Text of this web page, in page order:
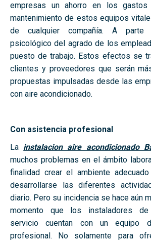
empresas un ahorro en los gastos
mantenimiento de estos equipos
de cualquier compañía. A parte
psicológico del agrado de los
puesto de trabajo. Estos efectos se
clientes y proveedores que serán
propuestas impulsadas desde las
con aire acondicionado.
Con asistencia profesional
La instalacion aire acondicionado
muchos problemas en el ámbito
finalidad crear el ambiente
desarrollarse las diferentes
diario. Pero su incidencia se hace aún
momento que los instaladores
servicio cuentan con un equipo
profesional. No solamente para